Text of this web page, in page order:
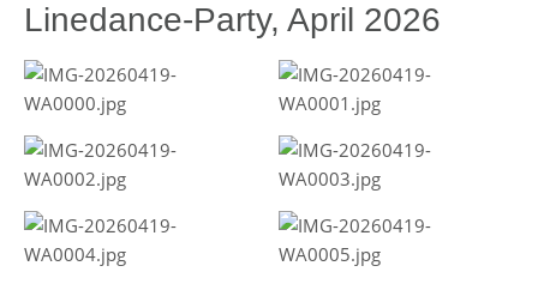
Linedance-Party, April 2026